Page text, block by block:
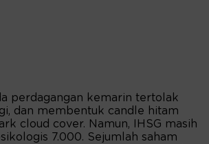
perdagangan kemarin tertolak
dan membentuk candle hitam
cloud cover. Namun, IHSG masih
7.000. Sejumlah saham